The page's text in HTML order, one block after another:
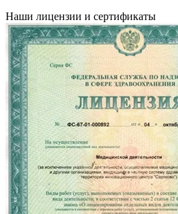
Наши лицензии и сертификаты